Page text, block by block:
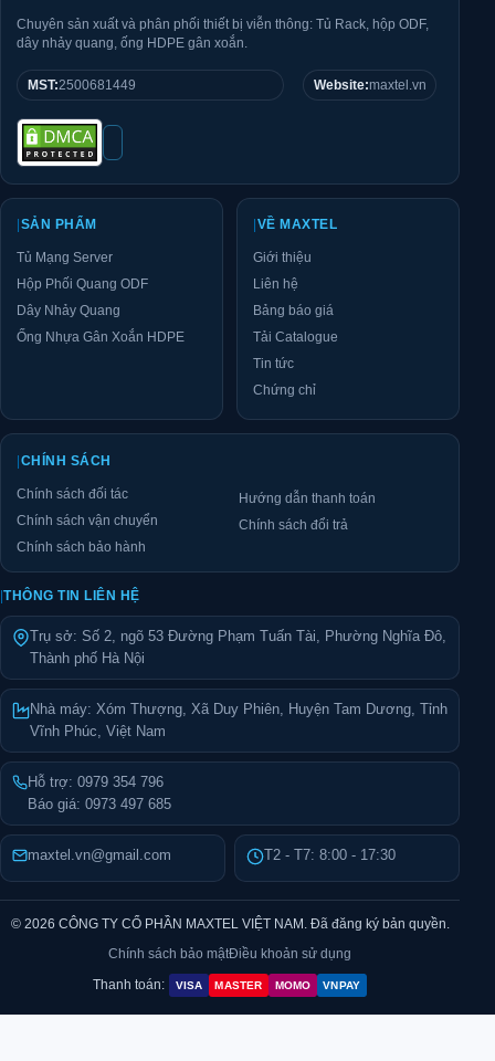
Chuyên sản xuất và phân phối thiết bị viễn thông: Tủ Rack, hộp ODF,
dây nhảy quang, ống HDPE gân xoắn.
MST:2500681449 Website:maxtel.vn
SẢN PHẨM
Tủ Mạng Server
Hộp Phối Quang ODF
Dây Nhảy Quang
Ống Nhựa Gân Xoắn HDPE
VỀ MAXTEL
Giới thiệu
Liên hệ
Bảng báo giá
Tải Catalogue
Tin tức
Chứng chỉ
|CHÍNH SÁCH
Chính sách đối tác
Chính sách vận chuyển
Chính sách bảo hành
Hướng dẫn thanh toán
Chính sách đổi trả
|THÔNG TIN LIÊN HỆ
Trụ sở: Số 2, ngõ 53 Đường Phạm Tuấn Tài, Phường Nghĩa Đô,
Thành phố Hà Nội
Nhà máy: Xóm Thượng, Xã Duy Phiên, Huyện Tam Dương, Tỉnh
Vĩnh Phúc, Việt Nam
Hỗ trợ: 0979 354 796
Báo giá: 0973 497 685
maxtel.vn@gmail.com T2 - T7: 8:00 - 17:30
© 2026 CÔNG TY CỔ PHẦN MAXTEL VIỆT NAM. Đã đăng ký bản quyền.
Chính sách bảo mậtĐiều khoản sử dụng
Thanh toán: VISA MASTER MOMO VNPAY